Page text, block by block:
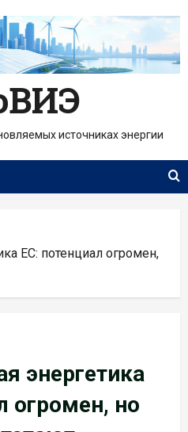
источниках энергии
ЕС: потенциал огромен,
энергетика
огромен, но